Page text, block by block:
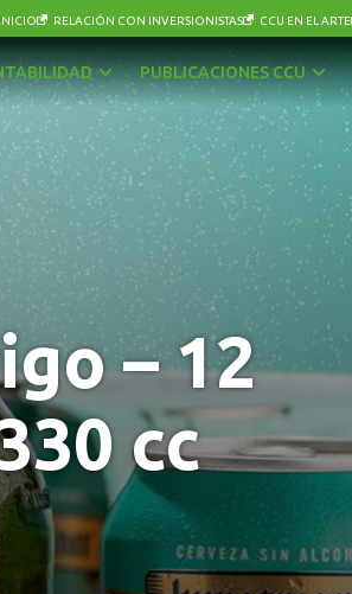
INICIO RELACIÓN CON INVERSIONISTAS CCU EN EL ARTE
PUBLICACIONES CCU
– 12
cc